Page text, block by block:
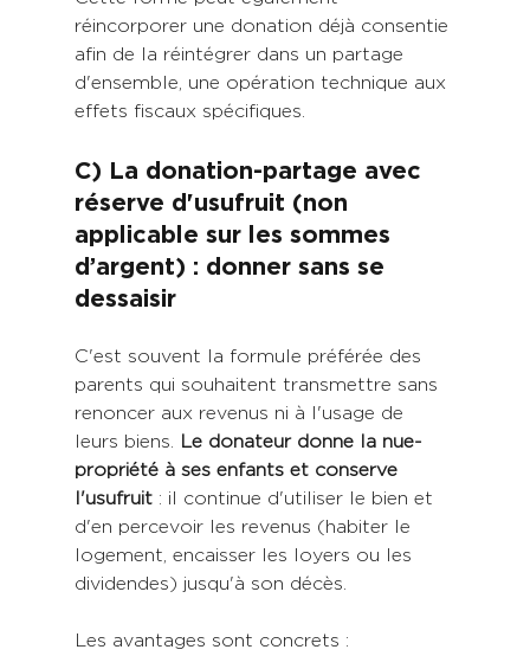
réincorporer une donation déjà consentie
afin de la réintégrer dans un partage
d'ensemble, une opération technique aux
effets fiscaux spécifiques.
C) La donation-partage avec
réserve d'usufruit (non
applicable sur les sommes
d’argent) : donner sans se
dessaisir
C'est souvent la formule préférée des
parents qui souhaitent transmettre sans
renoncer aux revenus ni à l'usage de
leurs biens.
Le donateur donne la nue-
propriété à ses enfants et conserve
l'usufruit : il continue d'utiliser le bien et
d'en percevoir les revenus (habiter le
logement, encaisser les loyers ou les
dividendes) jusqu'à son décès.
Les avantages sont concrets :